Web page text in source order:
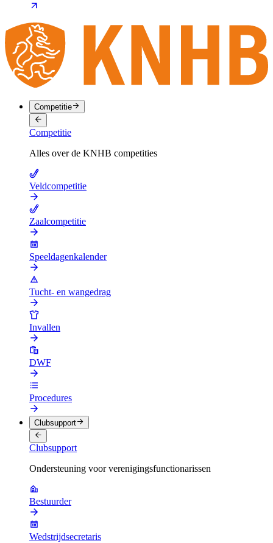
Competitie
Competitie
Alles over de KNHB competities
Veldcompetitie
Zaalcompetitie
Speeldagenkalender
Tucht- en wangedrag
Invallen
DWF
Procedures
Clubsupport
Clubsupport
Ondersteuning voor verenigingsfunctionarissen
Bestuurder
Wedstrijdsecretaris